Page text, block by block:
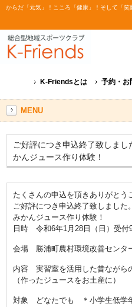
からだ「元気」！こころ「健康」！そして「笑
K-Friendsとは 予約・お
MENU
ご好評につき申込終了致しま
かんジュース作り体験！
たくさんの申込を頂きありがとう
ご好評につき申込終了致しました。
みかんジュース作り体験！
日時 令和6年1月28日（日）受付
会場 勝浦町農村環境改善センタ
内容 実習室を活用した昔ながら
（作ったジュースをお土産に）
対象 どなたでも ＊小学生低学